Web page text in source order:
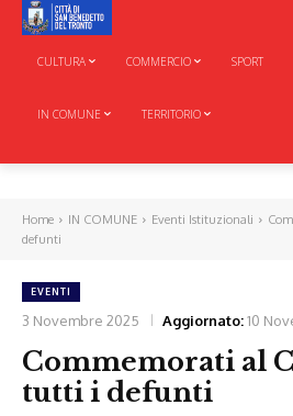
CULTURA COMMERCIO SPORT
IN COMUNE TERRITORIO
Home IN COMUNE Eventi Istituzionali
defunti
EVENTI
3 Novembre 2025 Aggiornato:10
Commemorati al
tutti i defunti